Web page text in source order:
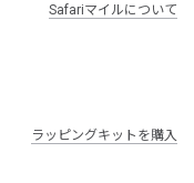
Safariマイルについて
ラッピングキットを購入